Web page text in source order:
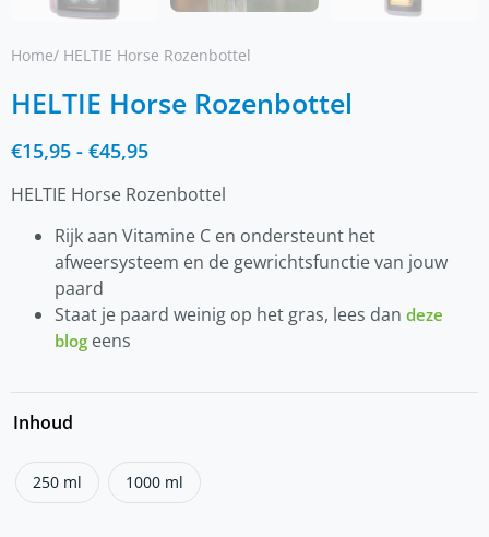
Home/ HELTIE Horse Rozenbottel
HELTIE Horse Rozenbottel
€15,95 - €45,95
HELTIE Horse Rozenbottel
Rijk aan Vitamine C en ondersteunt het
afweersysteem en de gewrichtsfunctie van jouw
paard
Staat je paard weinig op het gras, lees dan deze
blog eens
Inhoud
250 ml 1000 ml